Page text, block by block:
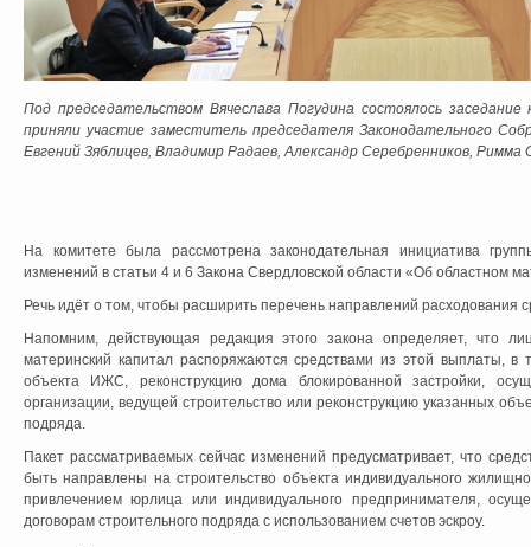
Под председательством Вячеслава Погудина состоялось
приняли участие заместитель председателя Законодательного
Евгений Зяблицев, Владимир Радаев, Александр Серебренников,
На комитете была рассмотрена законодательная инициатива
изменений в статьи 4 и 6 Закона Свердловской области «Об областном
Речь идёт о том, чтобы расширить перечень направлений расходования
Напомним, действующая редакция этого закона определяет, что
материнский капитал распоряжаются средствами из этой выплаты, в
объекта ИЖС, реконструкцию дома блокированной застройки,
организации, ведущей строительство или реконструкцию указанных
подряда.
Пакет рассматриваемых сейчас изменений предусматривает, что
быть направлены на строительство объекта индивидуального
привлечением юрлица или индивидуального предпринимателя,
договорам строительного подряда с использованием счетов эскроу.